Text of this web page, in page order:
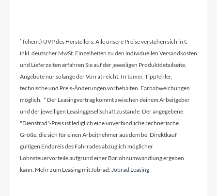
¹ (ehem.) UVP des Herstellers. Alle unsere Preise verstehen sich in €
inkl. deutscher MwSt. Einzelheiten zu den individuellen Versandkosten
und Lieferzeiten erfahren Sie auf der jeweiligen Produktdetailseite.
Angebote nur solange der Vorrat reicht. Irrtümer, Tippfehler,
technische und Preis-Änderungen vorbehalten. Farbabweichungen
möglich. * Der Leasingvertrag kommt zwischen deinem Arbeitgeber
und der jeweiligen Leasinggesellschaft zustande. Der angegebene
"Dienstrad"-Preis ist lediglich eine unverbindliche rechnerische
Größe, die sich für einen Arbeitnehmer aus dem bei Direktkauf
gültigen Endpreis des Fahrrades abzüglich möglicher
Lohnsteuervorteile aufgrund einer Barlohnumwandlung ergeben
kann. Mehr zum Leasing mit Jobrad:Jobrad Leasing